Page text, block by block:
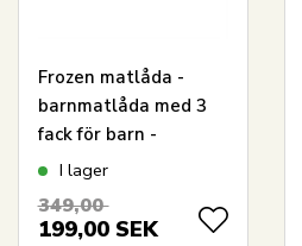
Frozen matlåda -
barnmatlåda med 3
fack för barn -
mörkblå och grön
I lager
349,00
199,00 SEK